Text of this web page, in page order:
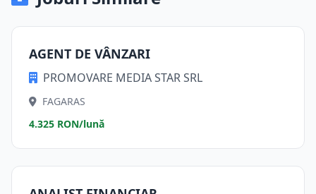
AGENT DE VÂNZARI
PROMOVARE MEDIA STAR SRL
FAGARAS
4.325 RON/lună